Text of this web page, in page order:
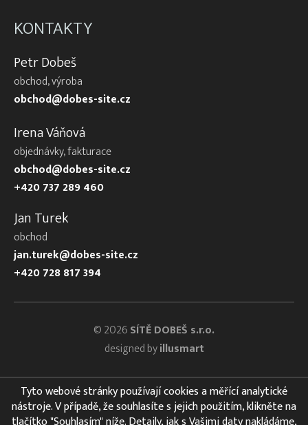
KONTAKTY
Petr Dobeš
obchod, výroba
obchod@dobes-site.cz
Irena Váňová
objednávky, fakturace
obchod@dobes-site.cz
+420 737 289 460
Jan Turek
obchod
jan.turek@dobes-site.cz
+420 728 817 394
© 2026SÍTĚ DOBEŠ s.r.o.
designed byillusmart
Tyto webové stránky používají cookies a měřící analytické
nástroje. V případě, že souhlasíte s jejich použitím, klikněte na